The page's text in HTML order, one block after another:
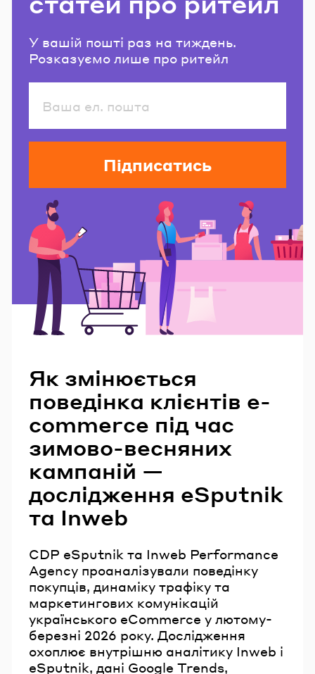
У вашій пошті раз на тиждень.
Розказуємо лише про ритейл
Підписатись
Як змінюється
поведінка клієнтів e-
commerce під час
зимово-весняних
кампаній —
дослідження eSputnik
та Inweb
CDP eSputnik та Inweb Performance
Agency проаналізували поведінку
покупців, динаміку трафіку та
маркетингових комунікацій
українського eCommerce у лютому-
березні 2026 року. Дослідження
охоплює внутрішню аналітику Inweb і
eSputnik, дані Google Trends,